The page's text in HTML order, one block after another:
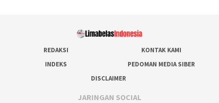
REDAKSI
KONTAK KAMI
INDEKS
PEDOMAN MEDIA SIBER
DISCLAIMER
JARINGAN SOCIAL